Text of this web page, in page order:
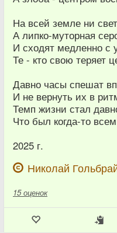
На всей земле ни
А липко-муторная
И сходят медленно с
Те - кто свою теряет
Давно часы спешат
И не вернуть их в
Темп жизни стал
Что был когда-то
2025 г.
Николай
15 оценок